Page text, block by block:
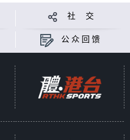
社 交
公众回馈